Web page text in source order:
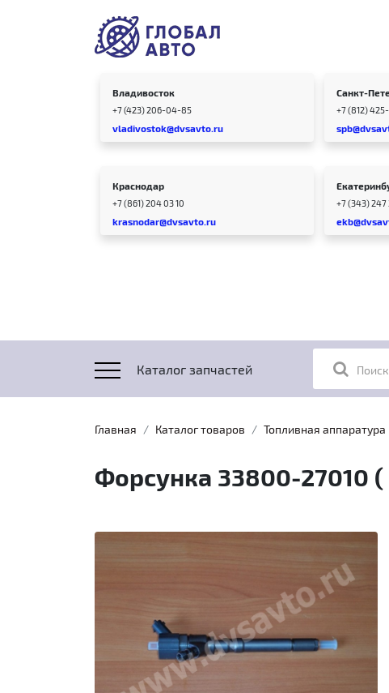
Владивосток
+7 (423) 206-04-85
vladivostok@dvsavto.ru
Санкт-
+7 (812)
Краснодар
+7 (861) 204 03 10
krasnodar@dvsavto.ru
+7 (343) 247
Каталог запчастей
Главная Каталог товаров Топливная аппаратура
Форсунка 33800-27010 (